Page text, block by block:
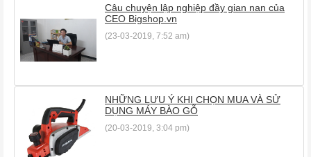
Câu chuyện lập nghiệp đầy gian nan của
CEO Bigshop.vn
(23-03-2019, 7:52 am)
NHỮNG LƯU Ý KHI CHỌN MUA VÀ SỬ
DỤNG MÁY BÀO GỖ
(20-03-2019, 3:04 pm)